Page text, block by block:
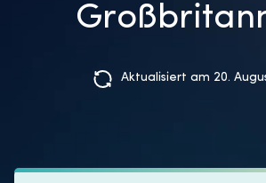
Aktualisiert am 20.